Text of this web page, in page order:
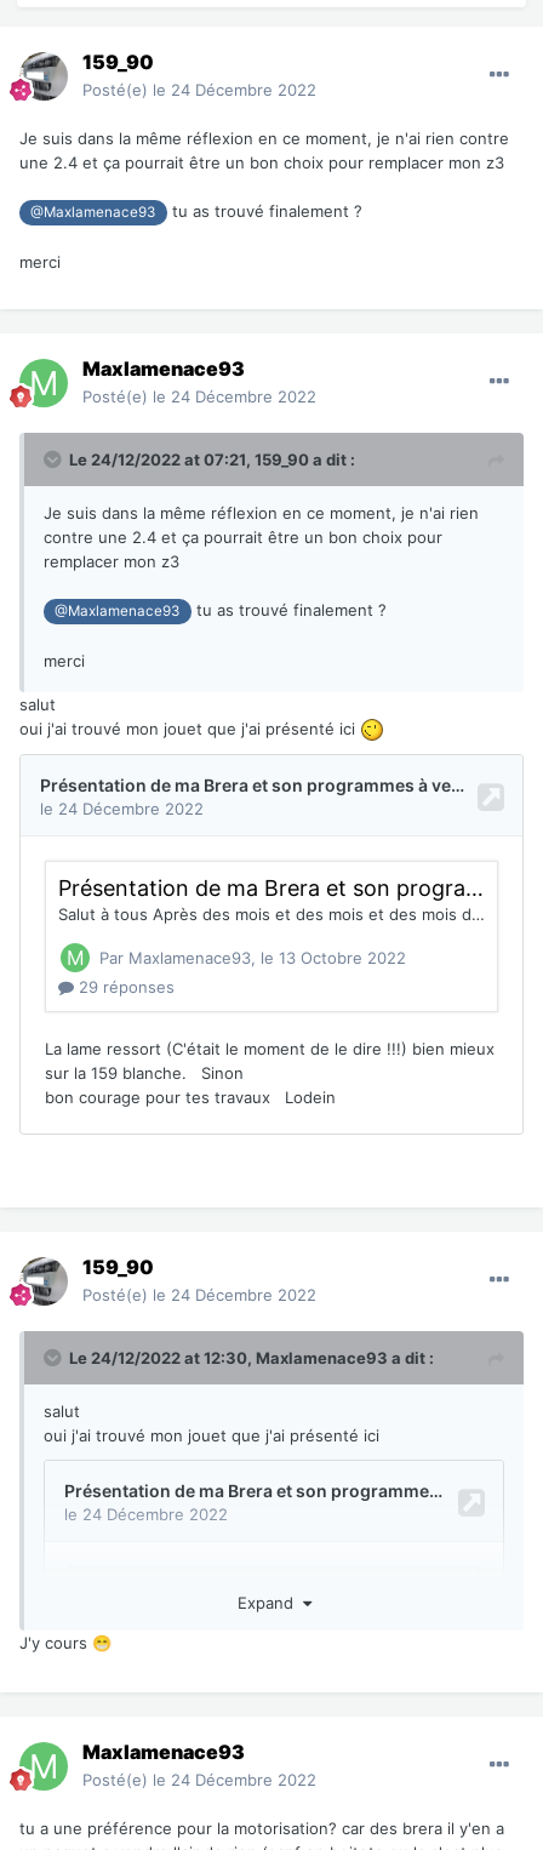
159_90
Posté(e) le 24 Décembre 2022
Je suis dans la même réflexion en ce moment, je n'ai rien contre
une 2.4 et ça pourrait être un bon choix pour remplacer mon z3
@Maxlamenace93 tu as trouvé finalement ?
merci
Maxlamenace93
Posté(e) le 24 Décembre 2022
Le 24/12/2022 at 07:21, 159_90a dit :
Je suis dans la même réflexion en ce moment, je n'ai rien
contre une 2.4 et ça pourrait être un bon choix pour
remplacer mon z3
@Maxlamenace93 tu as trouvé finalement ?
merci
salut
oui j'ai trouvé mon jouet que j'ai présenté ici
159_90
Posté(e) le 24 Décembre 2022
Le 24/12/2022 at 12:30, Maxlamenace93 a dit :
salut
oui j'ai trouvé mon jouet que j'ai présenté ici
Expand
J'y cours 😁
Maxlamenace93
Posté(e) le 24 Décembre 2022
tu a une préférence pour la motorisation? car des brera il y'en a